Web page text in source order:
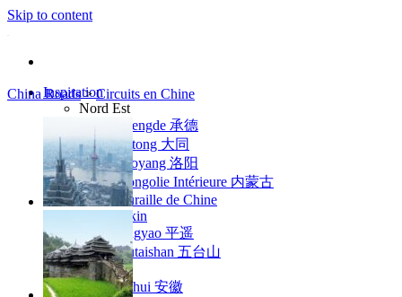
Skip to content
Inspiration
Nord Est
Chengde 承德
Datong 大同
Luoyang 洛阳
Mongolie Intérieure 内蒙古
Muraille de Chine
Pékin
Pingyao 平遥
Wutaishan 五台山
Côte Est
Anhui 安徽
China Roads > Circuits en Chine